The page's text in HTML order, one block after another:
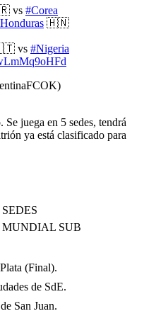
vs #Corea
🇭🇳
vs #Nigeria
juega en 5 sedes, tendrá
ya está clasificado para
MUNDIAL SUB
(Final).
de SdE.
San Juan.